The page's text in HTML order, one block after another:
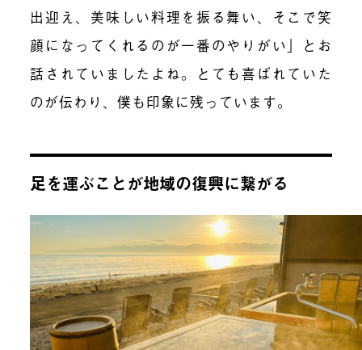
出迎え、美味しい料理を振る舞い、そこで笑
顔になってくれるのが一番のやりがい」とお
話されていましたよね。とても喜ばれていた
のが伝わり、僕も印象に残っています。
足を運ぶことが地域の復興に繋がる